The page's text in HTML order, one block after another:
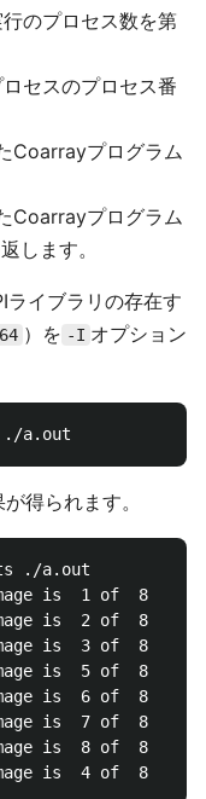
のプロセス数を第
セスのプロセス番
Coarrayプログラム
Coarrayプログラム
します。
イブラリの存在す
）を -I オプション
得られます。
./a.out
is  1 of  8
is  2 of  8
is  3 of  8
is  5 of  8
is  6 of  8
is  7 of  8
is  8 of  8